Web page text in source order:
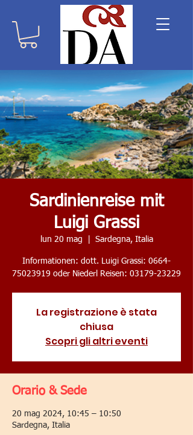
Sardinienreise mit
Luigi Grassi
lun 20 mag Sardegna, Italia
Informationen: dott. Luigi Grassi: 0664-
75023919 oder Niederl Reisen: 03179-23229
La registrazione è stata
chiusa
Scopri gli altri eventi
Orario & Sede
20 mag 2024, 10:45 – 10:50
Sardegna, Italia